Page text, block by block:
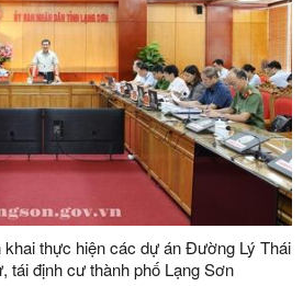
khai thực hiện các dự án Đường Lý Thái
tái định cư thành phố Lạng Sơn